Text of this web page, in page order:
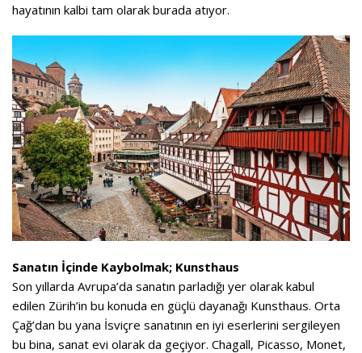
hayatının kalbi tam olarak burada atıyor.
Sanatın İçinde Kaybolmak; Kunsthaus
Son yıllarda Avrupa’da sanatın parladığı yer olarak kabul
edilen Zürih’in bu konuda en güçlü dayanağı Kunsthaus. Orta
Çağ’dan bu yana İsviçre sanatının en iyi eserlerini sergileyen
bu bina, sanat evi olarak da geçiyor. Chagall, Picasso, Monet,